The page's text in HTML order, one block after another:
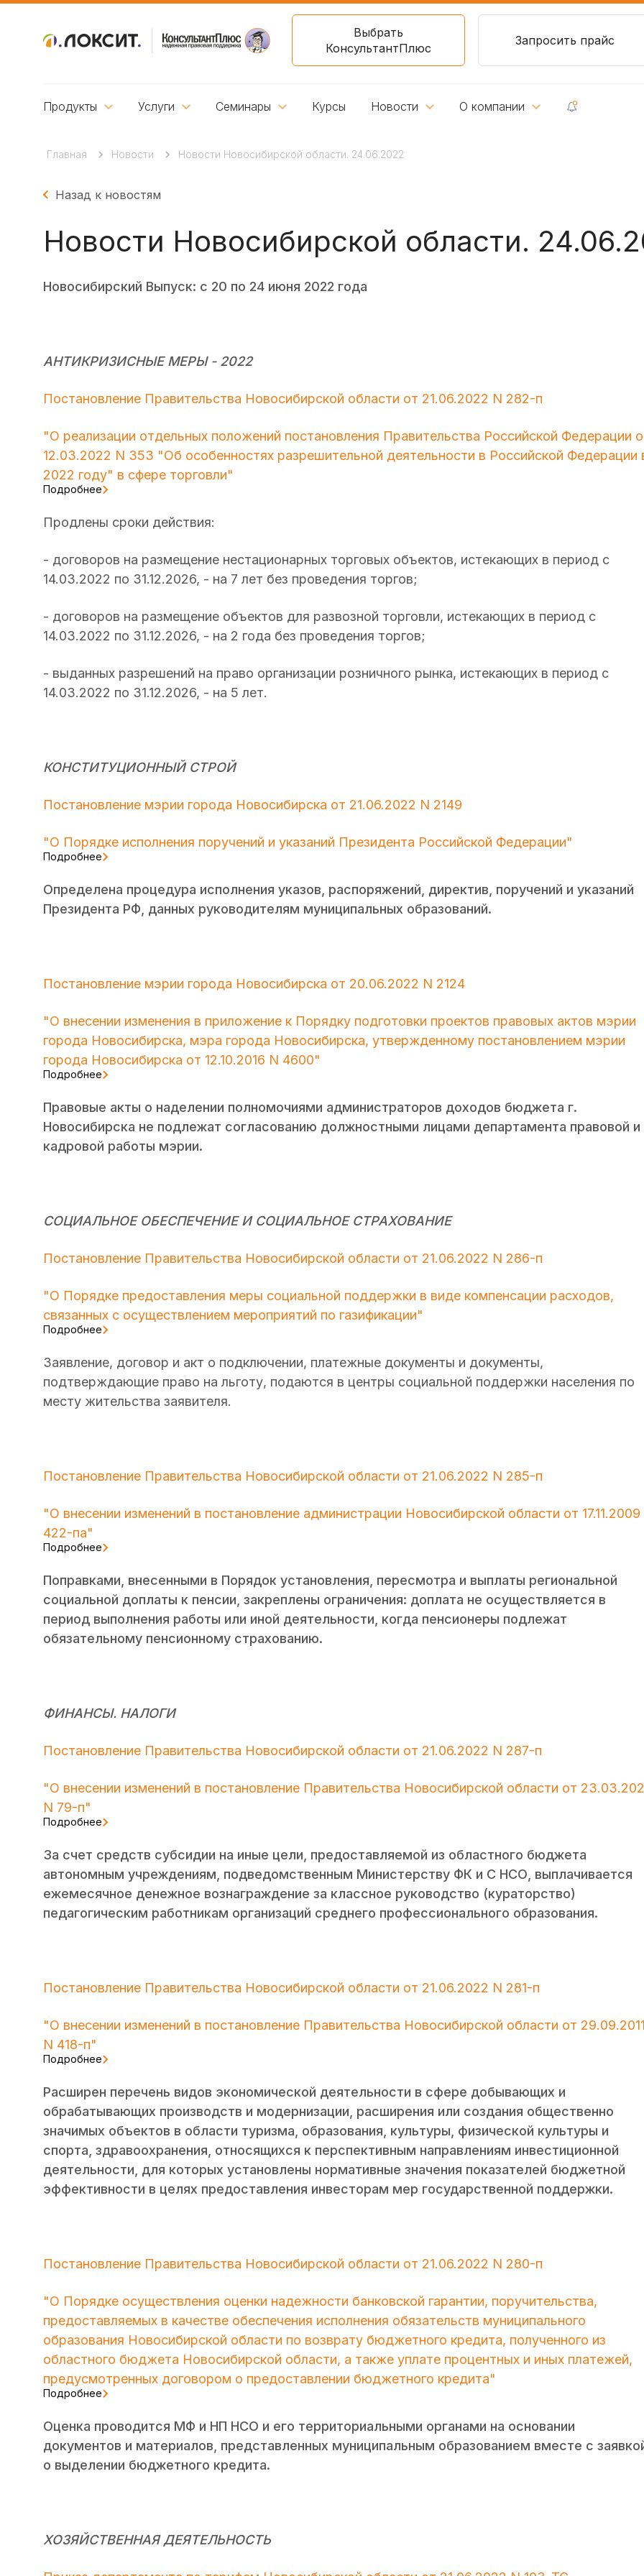
Выбрать
КонсультантПлюс
Запросить прайс
Продукты Услуги Семинары Курсы Новости О компании
Главная Новости Новости Новосибирской области. 24.06.2022
Назад к новостям
Новости Новосибирской области.
Новосибирский Выпуск: с 20 по 24 июня 2022 года
АНТИКРИЗИСНЫЕ МЕРЫ - 2022
Постановление Правительства Новосибирской области от 21.06.2022 N 282-п
"О реализации отдельных положений постановления Правительства Российской Федерации
12.03.2022 N 353 "Об особенностях разрешительной деятельности в Российской Федерации
2022 году" в сфере торговли"
Подробнее
Продлены сроки действия:
- договоров на размещение нестационарных торговых объектов, истекающих в период с
14.03.2022 по 31.12.2026, - на 7 лет без проведения торгов;
- договоров на размещение объектов для развозной торговли, истекающих в период с
14.03.2022 по 31.12.2026, - на 2 года без проведения торгов;
- выданных разрешений на право организации розничного рынка, истекающих в период с
14.03.2022 по 31.12.2026, - на 5 лет.
КОНСТИТУЦИОННЫЙ СТРОЙ
Постановление мэрии города Новосибирска от 21.06.2022 N 2149
"О Порядке исполнения поручений и указаний Президента Российской Федерации"
Подробнее
Определена процедура исполнения указов, распоряжений, директив, поручений и указаний
Президента РФ, данных руководителям муниципальных образований.
Постановление мэрии города Новосибирска от 20.06.2022 N 2124
"О внесении изменения в приложение к Порядку подготовки проектов правовых актов мэрии
города Новосибирска, мэра города Новосибирска, утвержденному постановлением мэрии
города Новосибирска от 12.10.2016 N 4600"
Подробнее
Правовые акты о наделении полномочиями администраторов доходов бюджета г.
Новосибирска не подлежат согласованию должностными лицами департамента правовой и
кадровой работы мэрии.
СОЦИАЛЬНОЕ ОБЕСПЕЧЕНИЕ И СОЦИАЛЬНОЕ СТРАХОВАНИЕ
Постановление Правительства Новосибирской области от 21.06.2022 N 286-п
"О Порядке предоставления меры социальной поддержки в виде компенсации расходов,
связанных с осуществлением мероприятий по газификации"
Подробнее
Заявление, договор и акт о подключении, платежные документы и документы,
подтверждающие право на льготу, подаются в центры социальной поддержки населения по
месту жительства заявителя.
Постановление Правительства Новосибирской области от 21.06.2022 N 285-п
"О внесении изменений в постановление администрации Новосибирской области от 17.11.2009
422-па"
Подробнее
Поправками, внесенными в Порядок установления, пересмотра и выплаты региональной
социальной доплаты к пенсии, закреплены ограничения: доплата не осуществляется в
период выполнения работы или иной деятельности, когда пенсионеры подлежат
обязательному пенсионному страхованию.
ФИНАНСЫ. НАЛОГИ
Постановление Правительства Новосибирской области от 21.06.2022 N 287-п
"О внесении изменений в постановление Правительства Новосибирской области от
N 79-п"
Подробнее
За счет средств субсидии на иные цели, предоставляемой из областного бюджета
автономным учреждениям, подведомственным Министерству ФК и С НСО, выплачивается
ежемесячное денежное вознаграждение за классное руководство (кураторство)
педагогическим работникам организаций среднего профессионального образования.
Постановление Правительства Новосибирской области от 21.06.2022 N 281-п
"О внесении изменений в постановление Правительства Новосибирской области от
N 418-п"
Подробнее
Расширен перечень видов экономической деятельности в сфере добывающих и
обрабатывающих производств и модернизации, расширения или создания общественно
значимых объектов в области туризма, образования, культуры, физической культуры и
спорта, здравоохранения, относящихся к перспективным направлениям инвестиционной
деятельности, для которых установлены нормативные значения показателей бюджетной
эффективности в целях предоставления инвесторам мер государственной поддержки.
Постановление Правительства Новосибирской области от 21.06.2022 N 280-п
"О Порядке осуществления оценки надежности банковской гарантии, поручительства,
предоставляемых в качестве обеспечения исполнения обязательств муниципального
образования Новосибирской области по возврату бюджетного кредита, полученного из
областного бюджета Новосибирской области, а также уплате процентных и иных платежей,
предусмотренных договором о предоставлении бюджетного кредита"
Подробнее
Оценка проводится МФ и НП НСО и его территориальными органами на основании
документов и материалов, представленных муниципальным образованием вместе с
о выделении бюджетного кредита.
ХОЗЯЙСТВЕННАЯ ДЕЯТЕЛЬНОСТЬ